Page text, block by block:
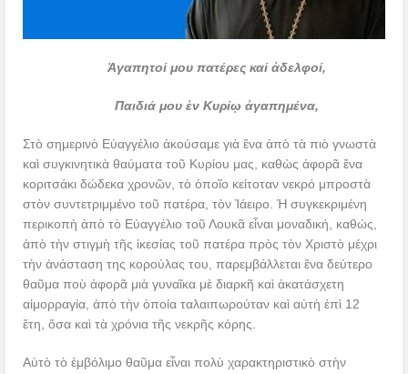
Ἀγαπητοί μου πατέρες καί ἀδελφοί,
Παιδιά μου ἐν Κυρίῳ ἀγαπημένα,
Στὸ σημερινὸ Εὐαγγέλιο ἀκούσαμε γιὰ ἕνα ἀπὸ τὰ πιὸ γνωστὰ
καὶ συγκινητικὰ θαύματα τοῦ Κυρίου μας, καθὼς ἀφορᾶ ἕνα
κοριτσάκι δώδεκα χρονῶν, τὸ ὁποῖο κείτοταν νεκρό μπροστὰ
στὸν συντετριμμένο τοῦ πατέρα, τὸν Ἰάειρο. Ἡ συγκεκριμένη
περικοπὴ ἀπὸ τὸ Εὐαγγέλιο τοῦ Λουκᾶ εἶναι μοναδική, καθώς,
ἀπὸ τὴν στιγμὴ τῆς ἱκεσίας τοῦ πατέρα πρὸς τὸν Χριστὸ μέχρι
τὴν ἀνάσταση της κορούλας του, παρεμβάλλεται ἕνα δεύτερο
θαῦμα ποὺ ἀφορᾶ μιὰ γυναῖκα μὲ διαρκῆ καὶ ἀκατάσχετη
αἱμορραγία, ἀπὸ τὴν ὁποία ταλαιπωρούταν καὶ αὐτὴ ἐπὶ 12
ἔτη, ὅσα καὶ τὰ χρόνια τῆς νεκρῆς κόρης.
Αὐτὸ τὸ ἐμβόλιμο θαῦμα εἶναι πολὺ χαρακτηριστικὸ στὴν